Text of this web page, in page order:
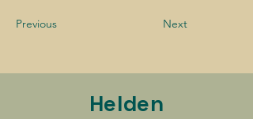
Previous Next
Helden